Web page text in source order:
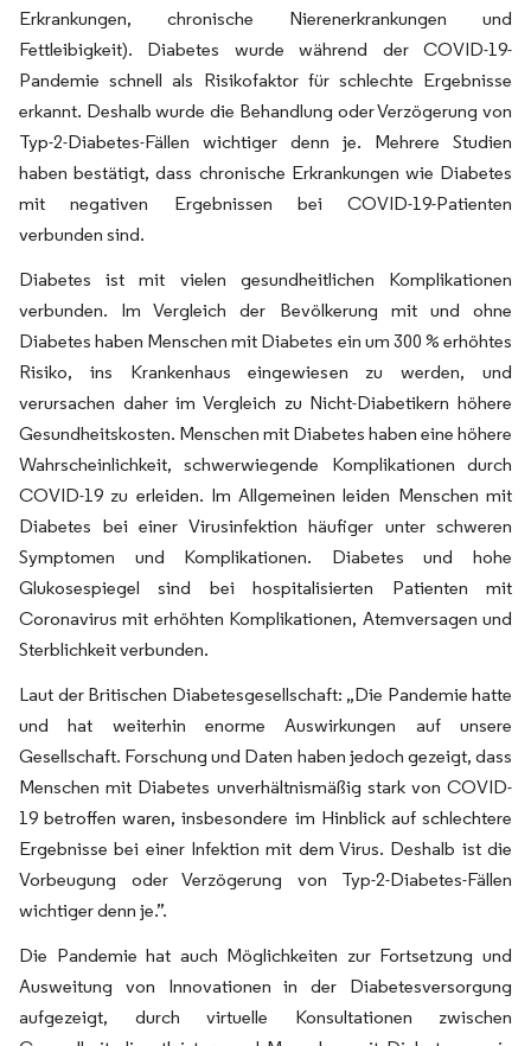
Erkrankungen, chronische Nierenerkrankungen und
Fettleibigkeit). Diabetes wurde während der COVID-19-
Pandemie schnell als Risikofaktor für schlechte Ergebnisse
erkannt. Deshalb wurde die Behandlung oder Verzögerung von
Typ-2-Diabetes-Fällen wichtiger denn je. Mehrere Studien
haben bestätigt, dass chronische Erkrankungen wie Diabetes
mit negativen Ergebnissen bei COVID-19-Patienten
verbunden sind.
Diabetes ist mit vielen gesundheitlichen Komplikationen
verbunden. Im Vergleich der Bevölkerung mit und ohne
Diabetes haben Menschen mit Diabetes ein um 300 % erhöhtes
Risiko, ins Krankenhaus eingewiesen zu werden, und
verursachen daher im Vergleich zu Nicht-Diabetikern höhere
Gesundheitskosten. Menschen mit Diabetes haben eine höhere
Wahrscheinlichkeit, schwerwiegende Komplikationen durch
COVID-19 zu erleiden. Im Allgemeinen leiden Menschen mit
Diabetes bei einer Virusinfektion häufiger unter schweren
Symptomen und Komplikationen. Diabetes und hohe
Glukosespiegel sind bei hospitalisierten Patienten mit
Coronavirus mit erhöhten Komplikationen, Atemversagen und
Sterblichkeit verbunden.
Laut der Britischen Diabetesgesellschaft: „Die Pandemie hatte
und hat weiterhin enorme Auswirkungen auf unsere
Gesellschaft. Forschung und Daten haben jedoch gezeigt, dass
Menschen mit Diabetes unverhältnismäßig stark von COVID-
19 betroffen waren, insbesondere im Hinblick auf schlechtere
Ergebnisse bei einer Infektion mit dem Virus. Deshalb ist die
Vorbeugung oder Verzögerung von Typ-2-Diabetes-Fällen
wichtiger denn je.”.
Die Pandemie hat auch Möglichkeiten zur Fortsetzung und
Ausweitung von Innovationen in der Diabetesversorgung
aufgezeigt, durch virtuelle Konsultationen zwischen